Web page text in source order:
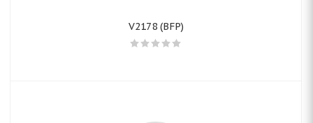
V2178 (BFP)